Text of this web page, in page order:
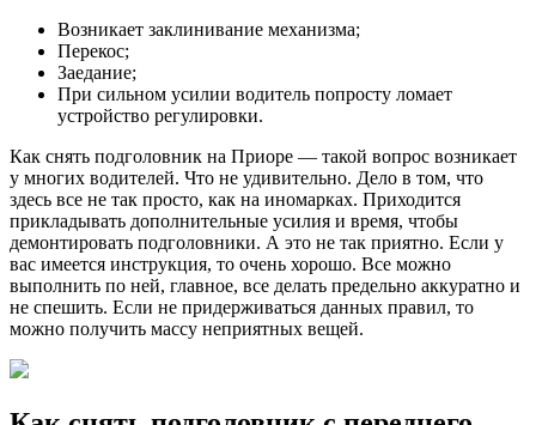
Возникает заклинивание механизма;
Перекос;
Заедание;
При сильном усилии водитель попросту ломает
устройство регулировки.
Как снять подголовник на Приоре — такой вопрос возникает
у многих водителей. Что не удивительно. Дело в том, что
здесь все не так просто, как на иномарках. Приходится
прикладывать дополнительные усилия и время, чтобы
демонтировать подголовники. А это не так приятно. Если у
вас имеется инструкция, то очень хорошо. Все можно
выполнить по ней, главное, все делать предельно аккуратно и
не спешить. Если не придерживаться данных правил, то
можно получить массу неприятных вещей.